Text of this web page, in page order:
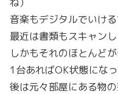
音楽もデジタルでいけ
最近は書類もスキャンし
しかもそれのほとんど
1台あればOK状態になっ
後は元々部屋にある物